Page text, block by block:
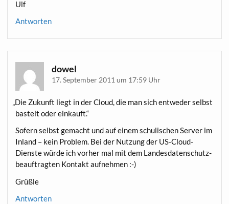
Ulf
Antworten
dowel
17. September 2011 um 17:59 Uhr
„Die Zukunft liegt in der Cloud, die man sich ent­we­der selbst
bas­telt oder einkauft.“
Sofern selbst gemacht und auf einem schu­li­schen Ser­ver im
Inland – kein Pro­blem. Bei der Nut­zung der US-Cloud-
Diens­te wür­de ich vor­her mal mit dem Lan­des­da­ten­schutz­
be­auf­trag­ten Kon­takt aufnehmen :-)
Grüß­le
Antworten